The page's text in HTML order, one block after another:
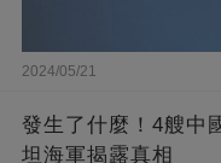
2024/05/21
發生了什麼！4艘中
坦海軍揭露真相